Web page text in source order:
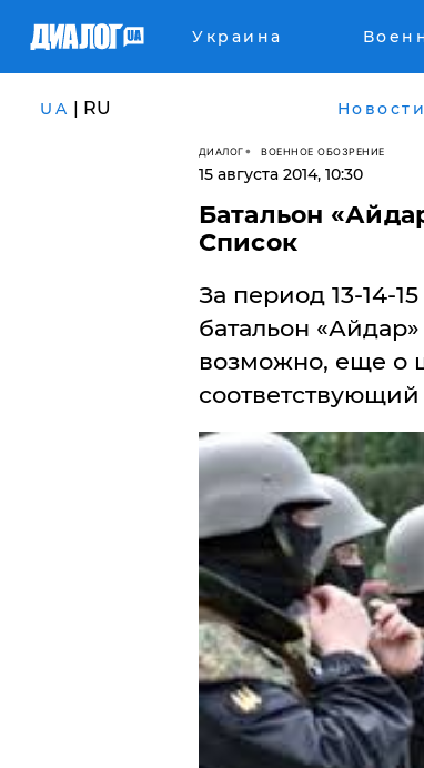
Украина
UA | RU Новости
ДИАЛОГ ВОЕННОЕ ОБОЗРЕНИЕ
15 августа 2014, 10:30
​Батальон
Список
За период 13-14-
батальон
возможно, еще о